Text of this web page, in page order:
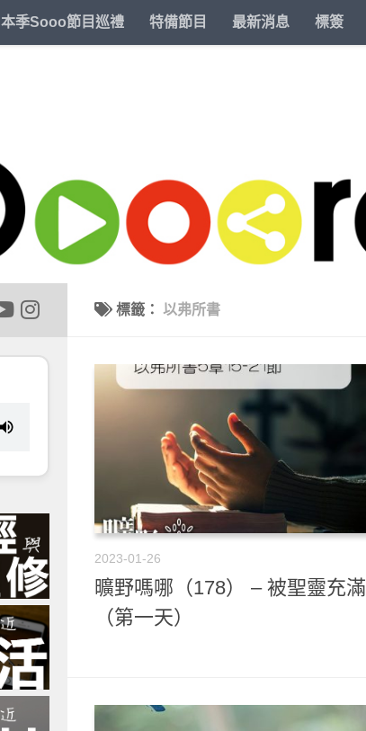
本季Sooo節目巡禮 特備節目 最新消息 標簽
標籤： 以弗所書
2023-01-26
曠野嗎哪（178） – 被聖靈充滿
（第一天）